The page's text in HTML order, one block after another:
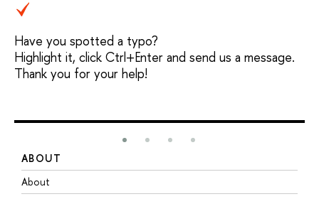
Have you spotted a typo?
Highlight it, click Ctrl+Enter and send us a message.
Thank you for your help!
ABOUT
About